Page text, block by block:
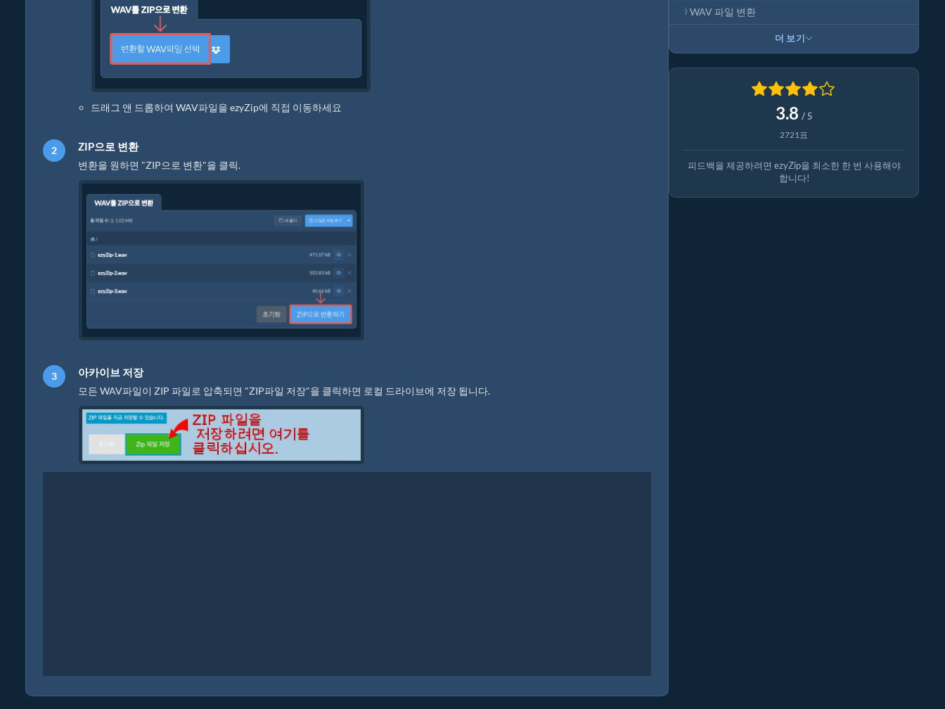
드래그 앤 드롭하여 WAV파일을 ezyZip에 직접 이동하세요
ZIP으로 변환
변환을 원하면 "ZIP으로 변환"을 클릭.
아카이브 저장
모든 WAV파일이 ZIP 파일로 압축되면 "ZIP파일 저장"을 클릭하면 로컬 드라이브에 저장 됩니다.
WAV 파일 변환
더 보기
3.8 / 5
2721표
피드백을 제공하려면 ezyZip을 최소한 한 번 사용해야
합니다!